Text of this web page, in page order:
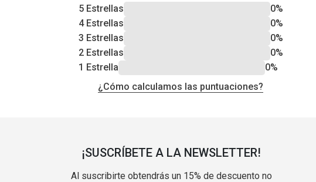
5 Estrellas
0%
4 Estrellas
0%
3 Estrellas
0%
2 Estrellas
0%
1 Estrella
0%
¿Cómo calculamos las puntuaciones?
¡SUSCRÍBETE A LA NEWSLETTER!
Al suscribirte obtendrás un 15% de descuento no